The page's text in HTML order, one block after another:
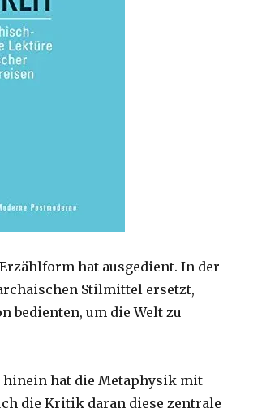
hat ausgedient. In der
Stilmittel ersetzt,
bedienten, um die Welt zu
hinein hat die Metaphysik mit
die Kritik daran diese zentrale